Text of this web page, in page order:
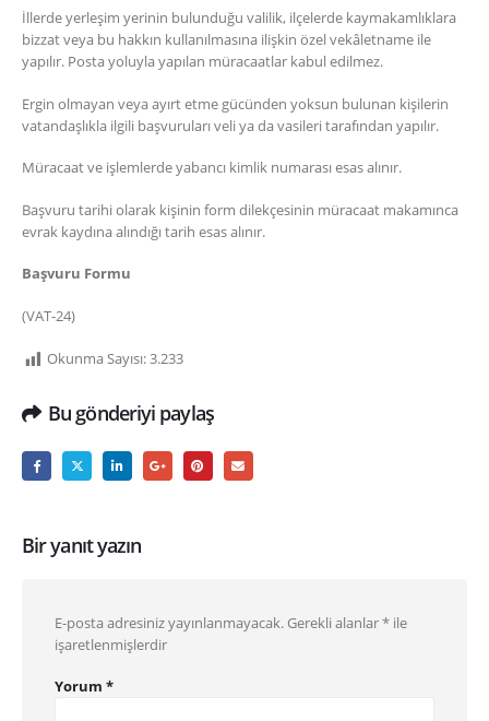
İllerde yerleşim yerinin bulunduğu valilik, ilçelerde kaymakamlıklara
bizzat veya bu hakkın kullanılmasına ilişkin özel vekâletname ile
yapılır. Posta yoluyla yapılan müracaatlar kabul edilmez.
Ergin olmayan veya ayırt etme gücünden yoksun bulunan kişilerin
vatandaşlıkla ilgili başvuruları veli ya da vasileri tarafından yapılır.
Müracaat ve işlemlerde yabancı kimlik numarası esas alınır.
Başvuru tarihi olarak kişinin form dilekçesinin müracaat makamınca
evrak kaydına alındığı tarih esas alınır.
Başvuru Formu
(VAT-24)
Okunma Sayısı:3.233
Bu gönderiyi paylaş
Bir yanıt yazın
E-posta adresiniz yayınlanmayacak. Gerekli alanlar* ile
işaretlenmişlerdir
Yorum *